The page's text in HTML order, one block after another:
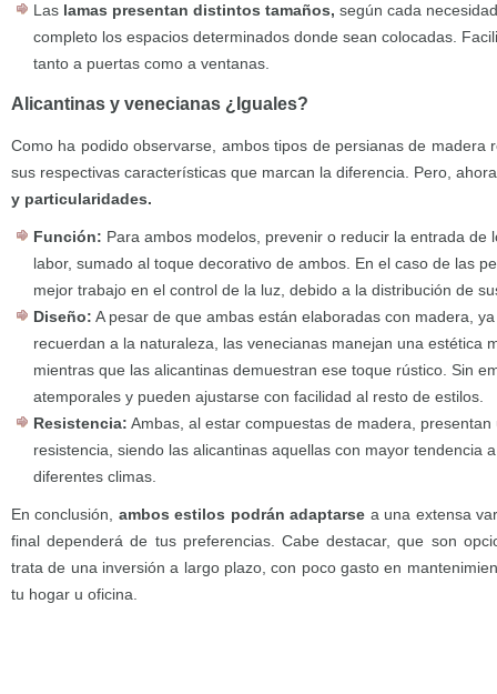
Las lamas presentan distintos tamaños, según cada
completo los espacios determinados donde sean colocadas.
tanto a puertas como a ventanas.
Alicantinas y venecianas ¿Iguales?
Como ha podido observarse, ambos tipos de persianas de madera
sus respectivas características que marcan la diferencia. Pero,
y particularidades.
Función: Para ambos modelos, prevenir o reducir la entrada de
labor, sumado al toque decorativo de ambos. En el caso de las
mejor trabajo en el control de la luz, debido a la distribución de
Diseño: A pesar de que ambas están elaboradas con madera,
recuerdan a la naturaleza, las venecianas manejan una estética
mientras que las alicantinas demuestran ese toque rústico. Sin
atemporales y pueden ajustarse con facilidad al resto de estilos.
Resistencia: Ambas, al estar compuestas de madera,
resistencia, siendo las alicantinas aquellas con mayor tendencia
diferentes climas.
En conclusión, ambos estilos podrán adaptarse a una extensa
final dependerá de tus preferencias. Cabe destacar, que son
trata de una inversión a largo plazo, con poco gasto en
tu hogar u oficina.